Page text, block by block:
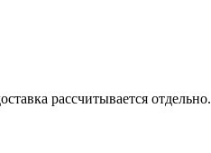
рассчитывается отдельно.